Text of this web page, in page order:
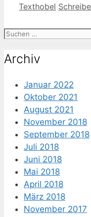
Texthobel
Suche
Archiv
Januar 2022
Oktober 2021
August 2021
November 2018
September 2018
Juli 2018
Juni 2018
Mai 2018
April 2018
März 2018
November 2017